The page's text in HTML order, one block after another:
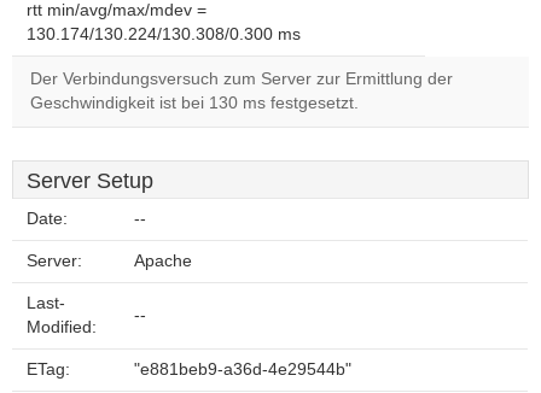
rtt min/avg/max/mdev =
130.174/130.224/130.308/0.300 ms
Der Verbindungsversuch zum Server zur Ermittlung der
Geschwindigkeit ist bei 130 ms festgesetzt.
Server Setup
Date: --
Server: Apache
Last-
Modified:
--
ETag: "e881beb9-a36d-4e29544b"